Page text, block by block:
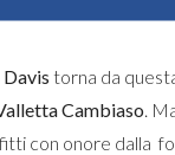
torna da
Cambiaso.
con onore dalla